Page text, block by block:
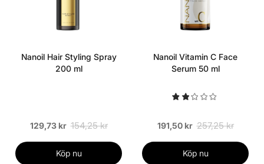
Nanoil Hair Styling Spray
200 ml
129,73 kr 154,25 kr
Köp nu
Nanoil Vitamin C Face
Serum 50 ml
191,50 kr 257,25 kr
Köp nu